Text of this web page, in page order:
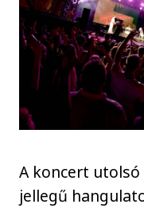
A koncert
jellegű